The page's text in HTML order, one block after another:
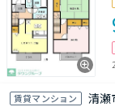
賃貸マンション 清瀬